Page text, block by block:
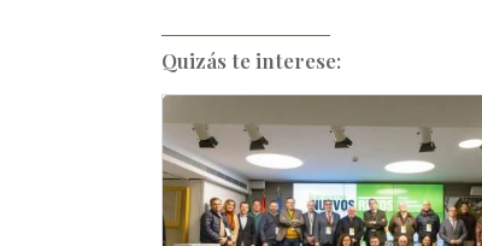
Quizás te interese: